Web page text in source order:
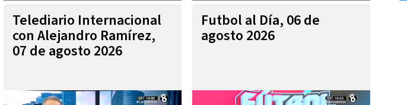
Telediario Internacional
con Alejandro Ramírez,
07 de agosto 2026
Futbol al Día, 06 de
agosto 2026